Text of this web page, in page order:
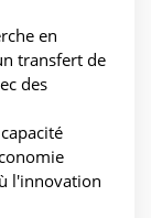
en
transfert de
des
l'innovation